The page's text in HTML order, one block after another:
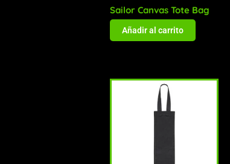
Sailor Canvas Tote Bag
Añadir al carrito